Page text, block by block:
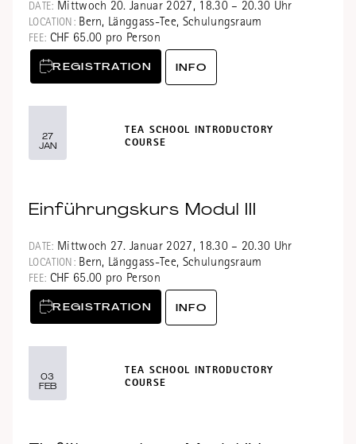
DATE: Mittwoch 20. Januar 2027, 18.30 – 20.30 Uhr
LOCATION:Bern, Länggass-Tee, Schulungsraum
FEE: CHF 65.00 pro Person
REGISTRATION INFO
27
JAN
TEA SCHOOL INTRODUCTORY
COURSE
Einführungskurs Modul III
DATE: Mittwoch 27. Januar 2027, 18.30 – 20.30 Uhr
LOCATION:Bern, Länggass-Tee, Schulungsraum
FEE: CHF 65.00 pro Person
REGISTRATION INFO
03
FEB
TEA SCHOOL INTRODUCTORY
COURSE